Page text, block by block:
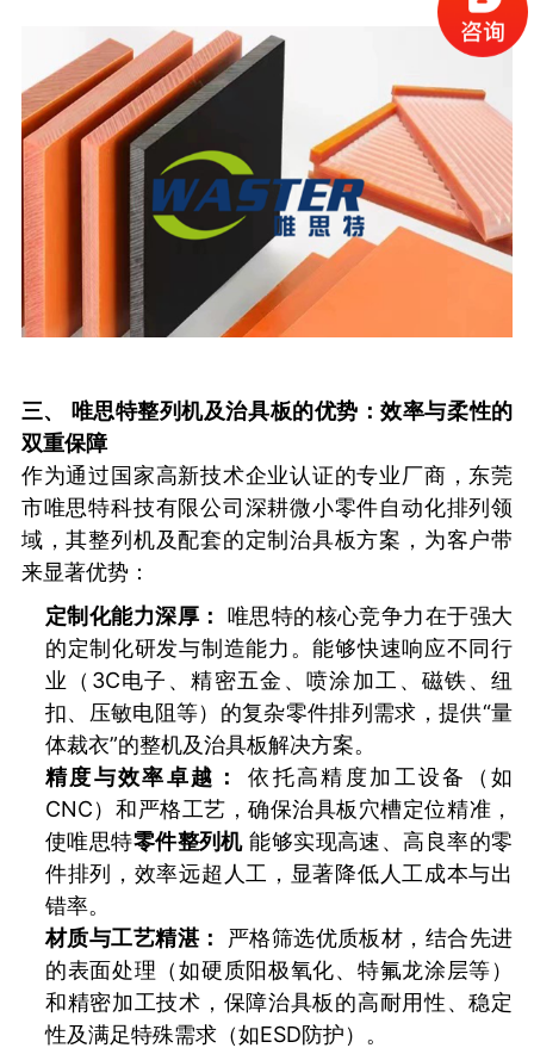
三、 唯思特整列机及治具板的优势：效率与柔性的
双重保障
作为通过国家高新技术企业认证的专业厂商，东莞
市唯思特科技有限公司深耕微小零件自动化排列领
域，其整列机及配套的定制治具板方案，为客户带
来显著优势：
定制化能力深厚：
唯思特的核心竞争力在于强大
的定制化研发与制造能力。能够快速响应不同行
业（3C电子、精密五金、喷涂加工、磁铁、纽
扣、压敏电阻等）的复杂零件排列需求，提供“量
体裁衣”的整机及治具板解决方案。
精度与效率卓越：
依托高精度加工设备（如
CNC）和严格工艺，确保治具板穴槽定位精准，
使唯思特零件整列机 能够实现高速、高良率的零
件排列，效率远超人工，显著降低人工成本与出
错率。
材质与工艺精湛：
严格筛选优质板材，结合先进
的表面处理（如硬质阳极氧化、特氟龙涂层等）
和精密加工技术，保障治具板的高耐用性、稳定
性及满足特殊需求（如ESD防护）。